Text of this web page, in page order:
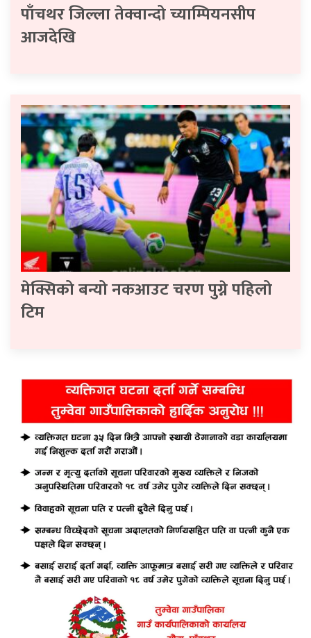
पाँचथर जिल्ला तेक्वान्दो च्याम्पियनसीप
आजदेखि
मेक्सिको बन्यो नकआउट चरण पुग्ने पहिलो
टिम